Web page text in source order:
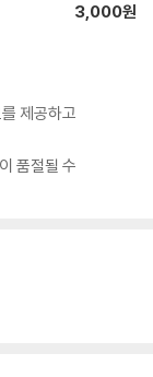
3,000원
제공하고
품절될 수